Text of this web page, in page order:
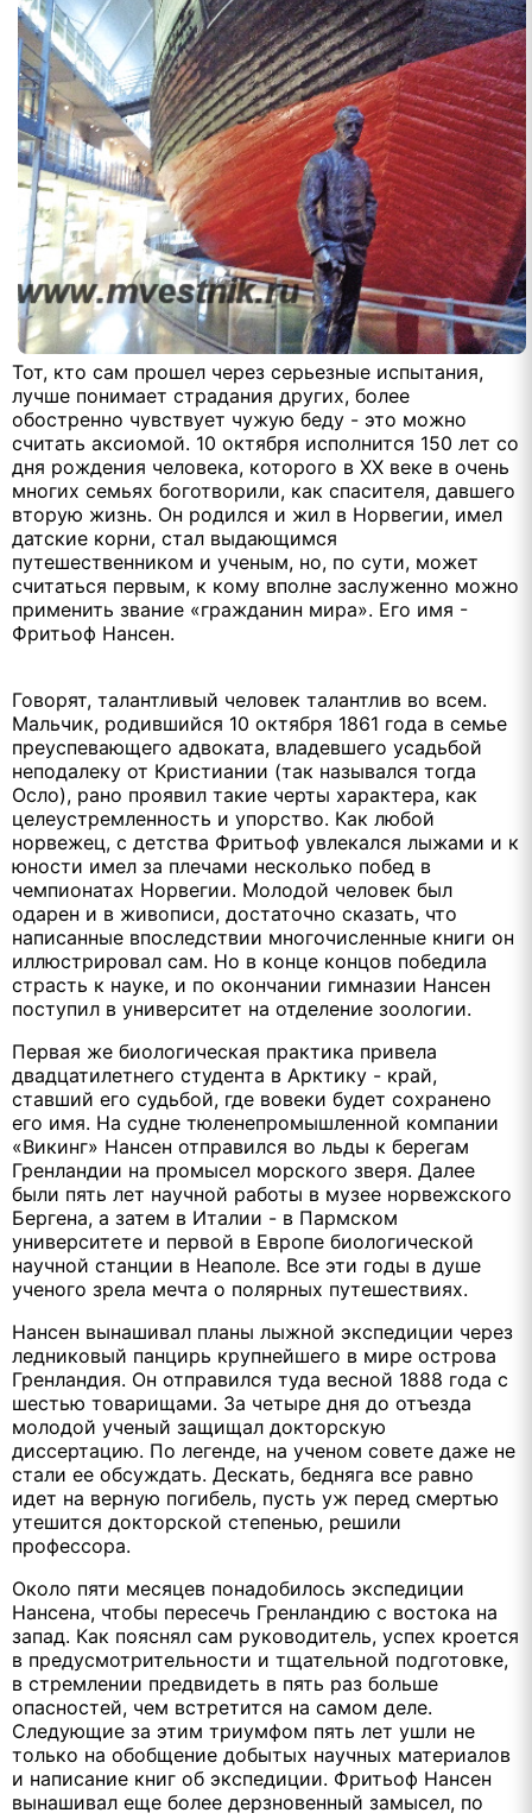
Тот, кто сам прошел через серьезные испытания,
лучше понимает страдания других, более
обостренно чувствует чужую беду - это можно
считать аксиомой. 10 октября исполнится 150 лет со
дня рождения человека, которого в ХХ веке в очень
многих семьях боготворили, как спасителя, давшего
вторую жизнь. Он родился и жил в Норвегии, имел
датские корни, стал выдающимся
путешественником и ученым, но, по сути, может
считаться первым, к кому вполне заслуженно можно
применить звание «гражданин мира». Его имя -
Фритьоф Нансен.
Говорят, талантливый человек талантлив во всем.
Мальчик, родившийся 10 октября 1861 года в семье
преуспевающего адвоката, владевшего усадьбой
неподалеку от Кристиании (так назывался тогда
Осло), рано проявил такие черты характера, как
целеустремленность и упорство. Как любой
норвежец, с детства Фритьоф увлекался лыжами и к
юности имел за плечами несколько побед в
чемпионатах Норвегии. Молодой человек был
одарен и в живописи, достаточно сказать, что
написанные впоследствии многочисленные книги он
иллюстрировал сам. Но в конце концов победила
страсть к науке, и по окончании гимназии Нансен
поступил в университет на отделение зоологии.
Первая же биологическая практика привела
двадцатилетнего студента в Арктику - край,
ставший его судьбой, где вовеки будет сохранено
его имя. На судне тюленепромышленной компании
«Викинг» Нансен отправился во льды к берегам
Гренландии на промысел морского зверя. Далее
были пять лет научной работы в музее норвежского
Бергена, а затем в Италии - в Пармском
университете и первой в Европе биологической
научной станции в Неаполе. Все эти годы в душе
ученого зрела мечта о полярных путешествиях.
Нансен вынашивал планы лыжной экспедиции через
ледниковый панцирь крупнейшего в мире острова
Гренландия. Он отправился туда весной 1888 года с
шестью товарищами. За четыре дня до отъезда
молодой ученый защищал докторскую
диссертацию. По легенде, на ученом совете даже не
стали ее обсуждать. Дескать, бедняга все равно
идет на верную погибель, пусть уж перед смертью
утешится докторской степенью, решили
профессора.
Около пяти месяцев понадобилось экспедиции
Нансена, чтобы пересечь Гренландию с востока на
запад. Как пояснял сам руководитель, успех кроется
в предусмотрительности и тщательной подготовке,
в стремлении предвидеть в пять раз больше
опасностей, чем встретится на самом деле.
Следующие за этим триумфом пять лет ушли не
только на обобщение добытых научных материалов
и написание книг об экспедиции. Фритьоф Нансен
вынашивал еще более дерзновенный замысел, по